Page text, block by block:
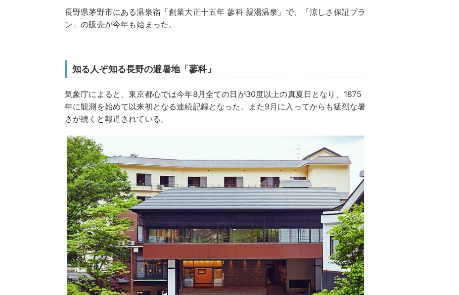
長野県茅野市にある温泉宿「創業大正十五年 蓼科 親湯温泉」で、「涼しさ保証プラ
ン」の販売が今年も始まった。
知る人ぞ知る長野の避暑地「蓼科」
気象庁によると、東京都心では今年8月全ての日が30度以上の真夏日となり、1875
年に観測を始めて以来初となる連続記録となった。また9月に入ってからも猛烈な暑
さが続くと報道されている。